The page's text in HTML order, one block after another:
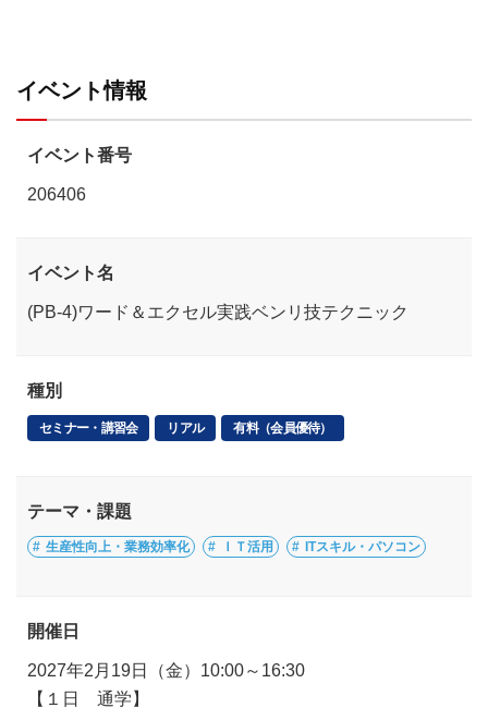
イベント情報
イベント番号
206406
イベント名
(PB-4)ワード＆エクセル実践ベンリ技テクニック
種別
セミナー・講習会 リアル 有料（会員優待）
テーマ・課題
生産性向上・業務効率化 ＩＴ活用 ITスキル・パソコン
開催日
2027年2月19日（金）10:00～16:30
【１日 通学】